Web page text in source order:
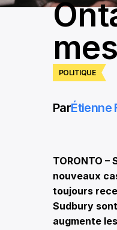
POLITIQUE
ParÉtienne
TORONTO
nouveaux
toujours
Sudbury
augmente